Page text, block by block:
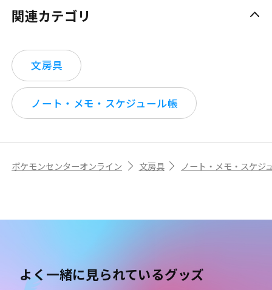
関連カテゴリ
文房具
ノート・メモ・スケジュール帳
ポケモンセンターオンライン 文房具 ノート・メモ・スケジ
よく一緒に見られているグッズ